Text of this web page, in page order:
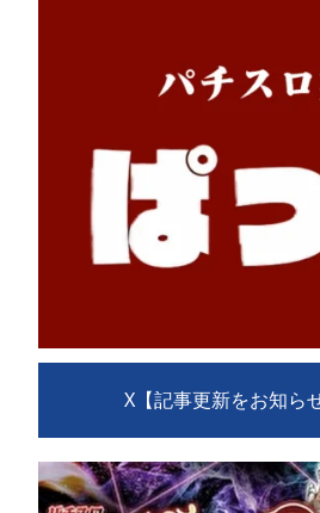
X【記事更新をお知らせ